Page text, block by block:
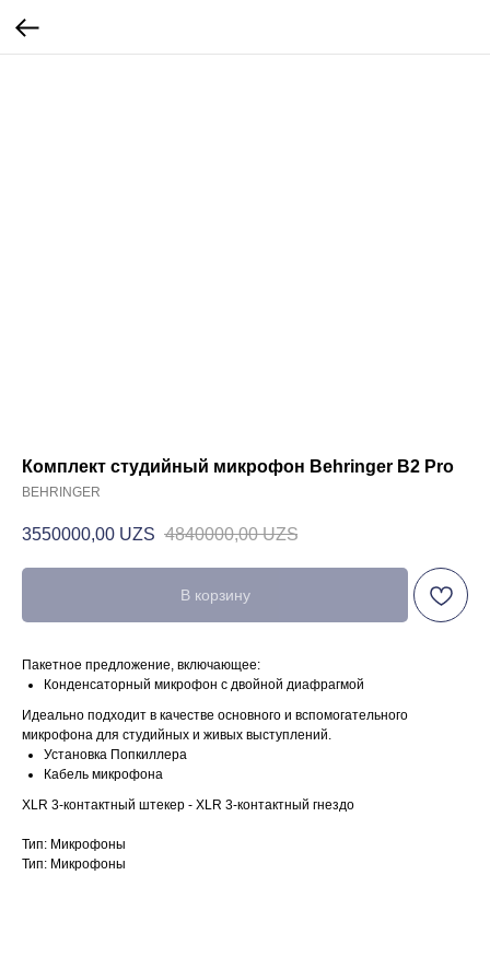
Комплект студийный микрофон Behringer B2 Pro
BEHRINGER
3550000,00 UZS 4840000,00 UZS
В корзину
Пакетное предложение, включающее:
Конденсаторный микрофон с двойной диафрагмой
Идеально подходит в качестве основного и вспомогательного
микрофона для студийных и живых выступлений.
Установка Попкиллера
Кабель микрофона
XLR 3-контактный штекер - XLR 3-контактный гнездо
Тип: Микрофоны
Тип: Микрофоны